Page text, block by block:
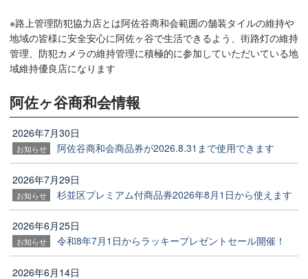
※路上管理防犯協力店とは阿佐谷商和会範囲の舗装タイルの維持や
地域の皆様に安全安心に阿佐ヶ谷で生活できるよう、街路灯の維持
管理、防犯カメラの維持管理に積極的に参加していただいている地
域維持優良店になります
阿佐ヶ谷商和会情報
2026年7月30日
お知らせ 阿佐谷商和会商品券が2026.8.31まで使用できます
2026年7月29日
お知らせ 杉並区プレミアム付商品券2026年8月1日から使えます
2026年6月25日
お知らせ 令和8年7月1日からラッキープレゼントセール開催！
2026年6月14日